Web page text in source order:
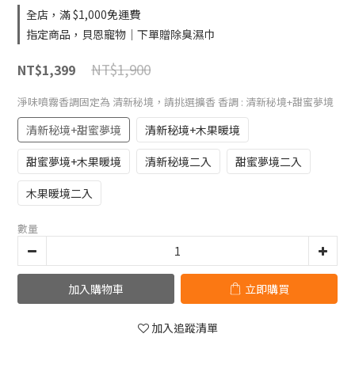
全店，滿 $1,000免運費
指定商品，貝恩寵物｜下單贈除臭濕巾
NT$1,399 NT$1,900
淨味噴霧香調固定為 清新秘境，請挑選擴香 香調 : 清新秘境+甜蜜夢境
清新秘境+甜蜜夢境
清新秘境+木果暖境
甜蜜夢境+木果暖境
清新秘境二入
甜蜜夢境二入
木果暖境二入
數量
加入購物車 立即購買
加入追蹤清單